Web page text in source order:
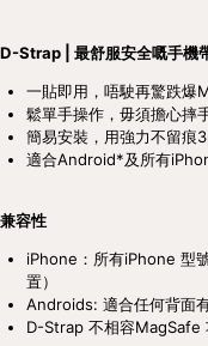
D-Strap | 最舒服安全嘅手機
一貼即用，唔駛再驚跌爆
鬆單手操作，毋須擔心摔
簡易安裝，用強力不留痕
適合Android*及所有
兼容性
iPhone：所有iPhone 型
置）
Androids: 適合任何背面
D-Strap 不相容MagSafe